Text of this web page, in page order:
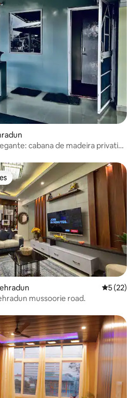
cabana de madeira privativa
5 de uma
5 (22)
VERMELHA, Dehradun mussoorie road.